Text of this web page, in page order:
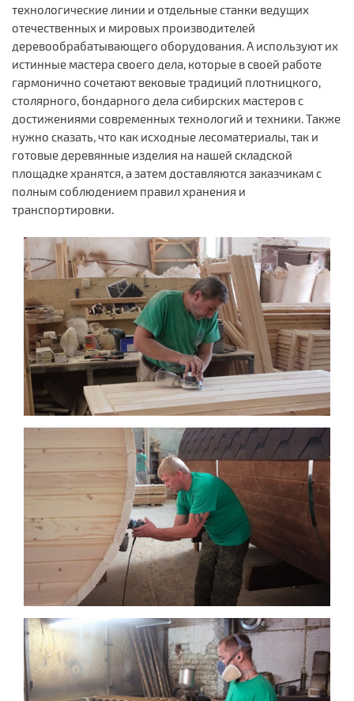
технологические линии и отдельные станки ведущих
отечественных и мировых производителей
деревообрабатывающего оборудования. А используют их
истинные мастера своего дела, которые в своей работе
гармонично сочетают вековые традиций плотницкого,
столярного, бондарного дела сибирских мастеров с
достижениями современных технологий и техники. Также
нужно сказать, что как исходные лесоматериалы, так и
готовые деревянные изделия на нашей складской
площадке хранятся, а затем доставляются заказчикам с
полным соблюдением правил хранения и
транспортировки.